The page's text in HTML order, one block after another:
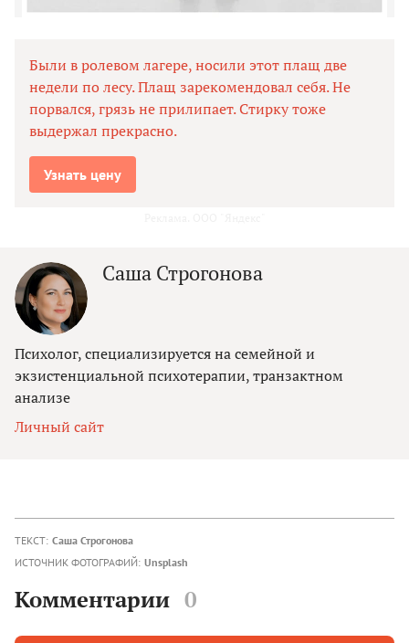
Были в ролевом лагере, носили этот плащ две
недели по лесу. Плащ зарекомендовал себя. Не
порвался, грязь не прилипает. Стирку тоже
выдержал прекрасно.
Узнать цену
Саша Строгонова
Психолог, специализируется на семейной и
экзистенциальной психотерапии, транзактном
анализе
Личный сайт
ТЕКСТ: Саша Строгонова
ИСТОЧНИК ФОТОГРАФИЙ: Unsplash
Комментарии 0